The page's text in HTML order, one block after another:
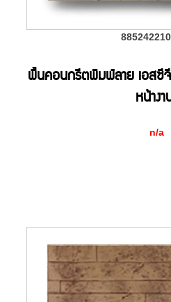
พื้นคอนกรีตพิมพ์ลาย เอสซีจี
หน้างา
n/a